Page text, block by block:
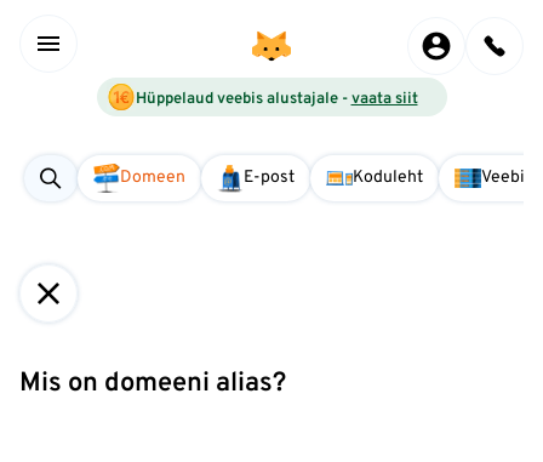
Hüppelaud veebis alustajale -vaata siit
Domeen E-post Koduleht
Mis on domeeni alias?